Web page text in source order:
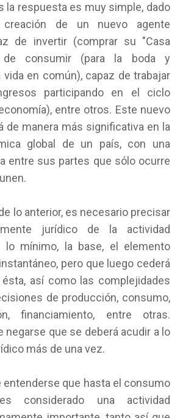
la respuesta es muy simple, dado
de un nuevo agente
de invertir (comprar su "Casa
de consumir (para la boda y
vida en común), capaz de trabajar
participando en el ciclo
entre otros. Este nuevo
de manera más significativa en la
global de un país, con una
entre sus partes que sólo ocurre
lo anterior, es necesario precisar
jurídico de la actividad
lo mínimo, la base, el elemento
pero que luego cederá
así como las complejidades
de producción, consumo,
financiamiento, entre otras.
negarse que se deberá acudir a lo
más de una vez.
entenderse que hasta el consumo
considerado una actividad